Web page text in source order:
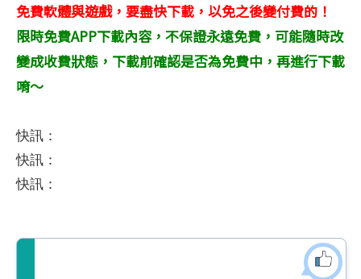
免費軟體與遊戲，要盡快下載，以免之後變付費的！
限時免費APP下載內容，不保證永遠免費，可能隨時改
變成收費狀態，下載前確認是否為免費中，再進行下載
唷～
快訊：
快訊：
快訊：